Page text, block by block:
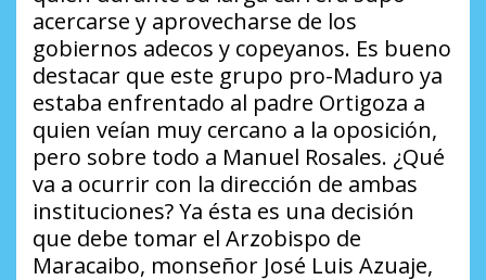
acercarse y aprovecharse de los
gobiernos adecos y copeyanos. Es bueno
destacar que este grupo pro-Maduro ya
estaba enfrentado al padre Ortigoza a
quien veían muy cercano a la oposición,
pero sobre todo a Manuel Rosales. ¿Qué
va a ocurrir con la dirección de ambas
instituciones?Ya ésta es una decisión
que debe tomar el Arzobispo de
Maracaibo, monseñor José Luis Azuaje,